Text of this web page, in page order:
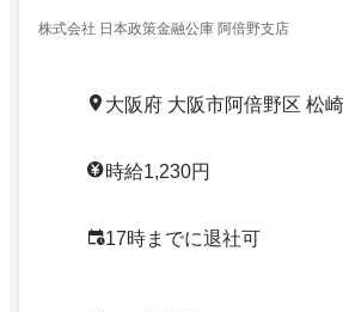
株式会社 日本政策金融公庫 阿倍野支店
大阪府 大阪市阿倍野区 松
時給1,230円
17時までに退社可